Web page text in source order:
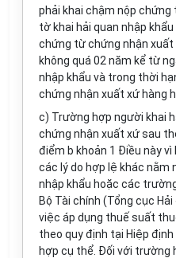
phải khai chậm nộp
tờ khai hải quan nhập
chứng từ chứng nhận
không quá 02 năm kể từ
nhập khẩu và trong thời
chứng nhận xuất xứ hàng
c) Trường hợp người khai
chứng nhận xuất xứ sau
điểm b khoản 1 Điều này
các lý do hợp lệ khác nằm
nhập khẩu hoặc các
Bộ Tài chính (Tổng cục
việc áp dụng thuế suất
theo quy định tại Hiệp định
hợp cụ thể. Đối với trường